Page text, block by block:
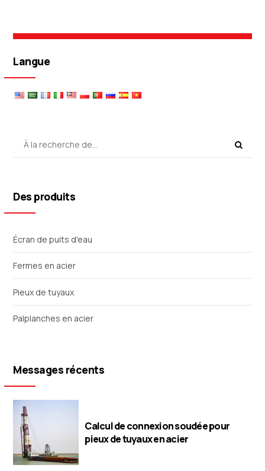
Langue
Des produits
Écran de puits d'eau
Fermes en acier
Pieux de tuyaux
Palplanches en acier
Messages récents
Calcul de connexion soudée pour
pieux de tuyaux en acier